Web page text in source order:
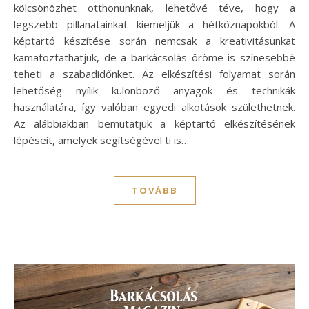
kölcsönözhet otthonunknak, lehetővé téve, hogy a
legszebb pillanatainkat kiemeljük a hétköznapokból. A
képtartó készítése során nemcsak a kreativitásunkat
kamatoztathatjuk, de a barkácsolás öröme is színesebbé
teheti a szabadidőnket. Az elkészítési folyamat során
lehetőség nyílik különböző anyagok és technikák
használatára, így valóban egyedi alkotások születhetnek.
Az alábbiakban bemutatjuk a képtartó elkészítésének
lépéseit, amelyek segítségével ti is…
TOVÁBB